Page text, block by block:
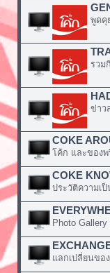
พูดคุ
รวม
ข่าว
COKE
โค้ก และของพ
COKE
ประวัติความเ
Photo
แลกเปลี่ยนขอ